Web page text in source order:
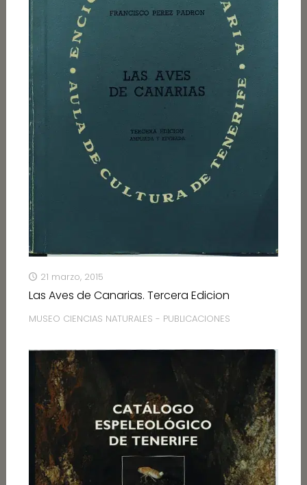
21 marzo, 2015
Las Aves de Canarias. Tercera Edicion
MUSEO CIENCIAS NATURALES - PUBLICACIONES